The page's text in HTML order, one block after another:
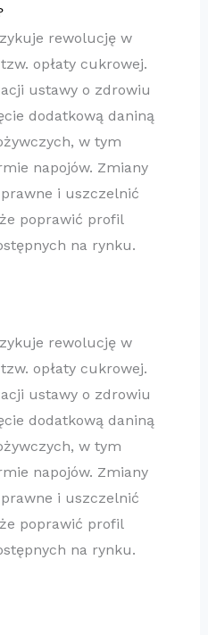
rewolucję w
opłaty cukrowej.
ustawy o zdrowiu
dodatkową daniną
w tym
napojów. Zmiany
i uszczelnić
poprawić profil
na rynku.
rewolucję w
opłaty cukrowej.
ustawy o zdrowiu
dodatkową daniną
w tym
napojów. Zmiany
i uszczelnić
poprawić profil
na rynku.